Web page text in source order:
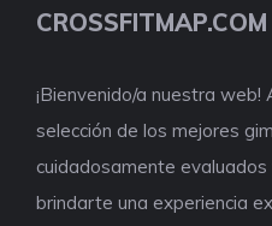
CROSSFITMAP.COM
¡Bienvenido/a nuestra web!
selección de los mejores
cuidadosamente
brindarte una experiencia